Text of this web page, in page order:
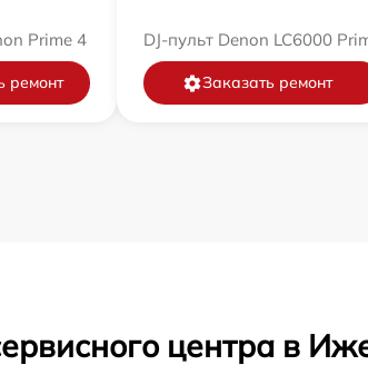
Prime 4
ремонт
DJ-пульт Denon LC6000
Заказать ремонт
центра в